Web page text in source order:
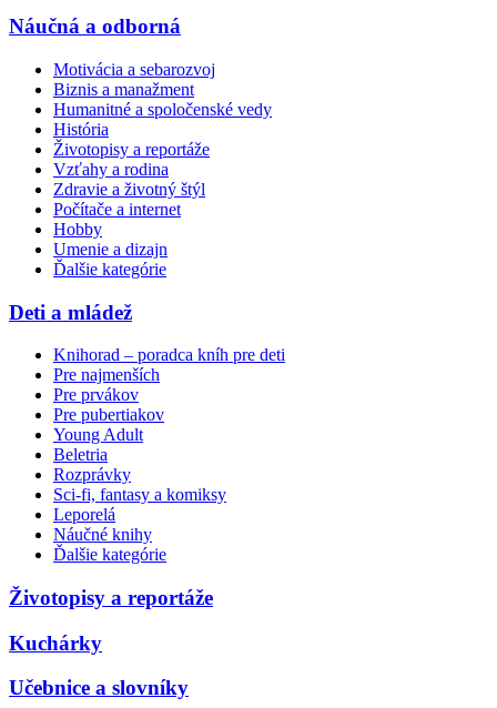
Náučná a odborná
Motivácia a sebarozvoj
Biznis a manažment
Humanitné a spoločenské vedy
História
Životopisy a reportáže
Vzťahy a rodina
Zdravie a životný štýl
Počítače a internet
Hobby
Umenie a dizajn
Ďalšie kategórie
Deti a mládež
Knihorad – poradca kníh pre deti
Pre najmenších
Pre prvákov
Pre pubertiakov
Young Adult
Beletria
Rozprávky
Sci-fi, fantasy a komiksy
Leporelá
Náučné knihy
Ďalšie kategórie
Životopisy a reportáže
Kuchárky
Učebnice a slovníky